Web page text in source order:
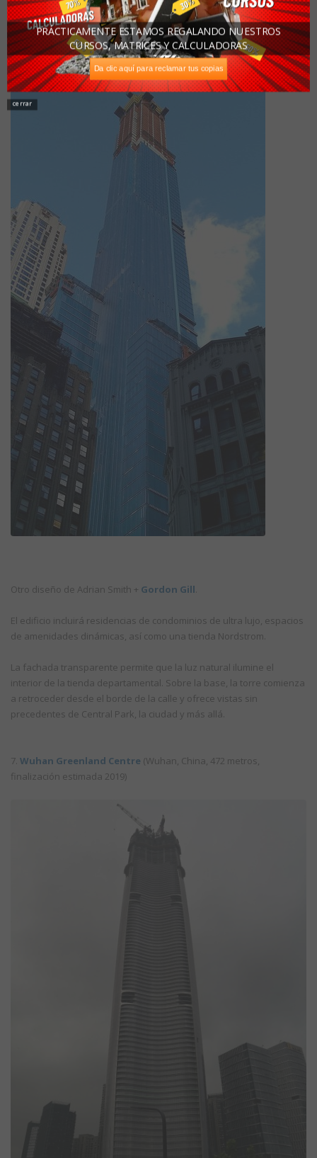
estructura más alta en una zona sísmica de alta peligrosidad.
6.Central Park Tower(Nueva York, EUA, 472 metros, finalización
estimada 2020)
Otro diseño de Adrian Smith + Gordon Gill
El edificio incluirá residencias de condominios de ultra lujo, espacios
de amenidades dinámicas, así como una tienda Nordstrom.
La fachada transparente permite que la luz natural ilumine el
interior de la tienda departamental. Sobre la base, la torre comienza
a retroceder desde el borde de la calle y ofrece vistas sin
precedentes de Central Park, la ciudad y más allá.
7. Wuhan Greenland Centre (Wuhan, China, 472 metros,
finalización estimada 2019)
cerrar
Da clic aquí para reclamar tus copias
PRÁCTICAMENTE ESTAMOS REGALANDO NUESTROS
CURSOS, MATRICES Y CALCULADORAS